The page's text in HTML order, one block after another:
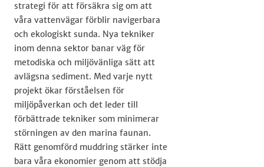
strategi för att försäkra sig om att
våra vattenvägar förblir navigerbara
och ekologiskt sunda. Nya tekniker
inom denna sektor banar väg för
metodiska och miljövänliga sätt att
avlägsna sediment. Med varje nytt
projekt ökar förståelsen för
miljöpåverkan och det leder till
förbättrade tekniker som minimerar
störningen av den marina faunan.
Rätt genomförd muddring stärker inte
bara våra ekonomier genom att stödja